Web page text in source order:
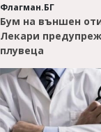
Флагман.БГ
Бум на външен
Лекари
плувеца